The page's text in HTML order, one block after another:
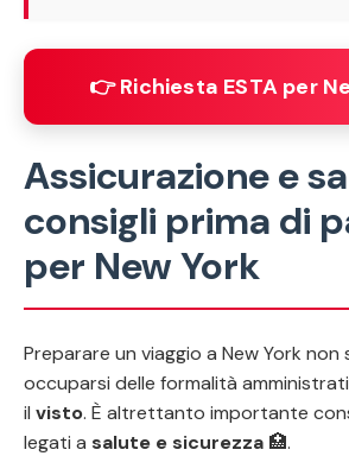
👉 Richiesta ESTA per
Assicurazione e
consigli prima di
per New York
Preparare un viaggio a New York non
occuparsi delle formalità
il visto. È altrettanto importante
legati a salute e sicurezza 🏥.